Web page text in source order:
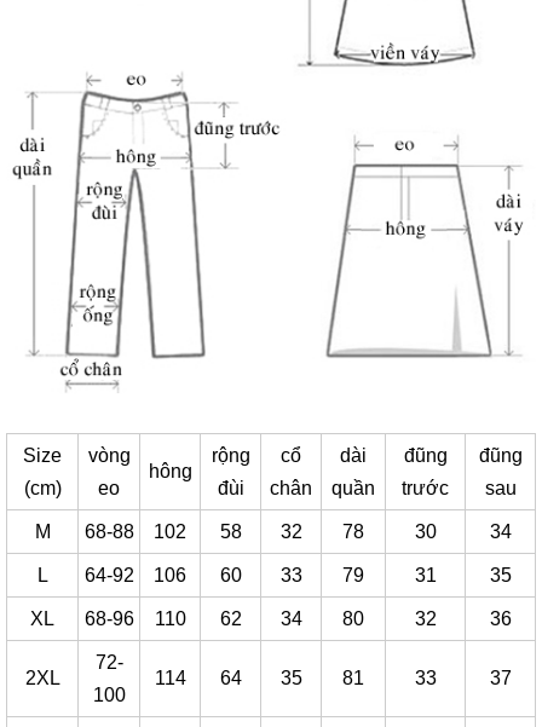
Size
(cm)
vòng
eo
hông
rộng
đùi
cổ
chân
dài
quần
đũng
trước
đũng
sau
M 68-88 102 58 32 78 30 34
L 64-92 106 60 33 79 31 35
XL 68-96 110 62 34 80 32 36
2XL
72-
100
114 64 35 81 33 37